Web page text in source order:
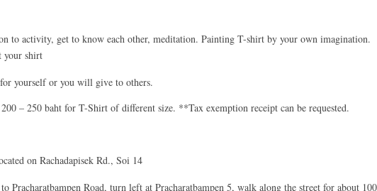
get to know each other, meditation. Painting T-shirt by your own imagination.
your shirt
or you will give to others.
– 250 baht for T-Shirt of different size. **Tax exemption receipt can be requested.
on Rachadapisek Rd., Soi 14
Road, turn left at Pracharatbampen 5, walk along the street for about 100